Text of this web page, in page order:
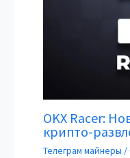
OKX Racer:
крипто-
Телеграм майнеры /